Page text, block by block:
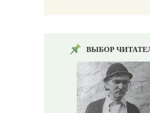
ВЫБОР